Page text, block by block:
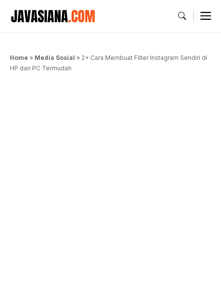
Home » Media Sosial » 2+ Cara Membuat Filter Instagram Sendiri di
HP dan PC Termudah